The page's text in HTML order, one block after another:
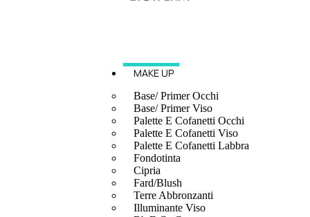
MAKE UP
Base/ Primer Occhi
Base/ Primer Viso
Palette E Cofanetti Occhi
Palette E Cofanetti Viso
Palette E Cofanetti Labbra
Fondotinta
Cipria
Fard/Blush
Terre Abbronzanti
Illuminante Viso